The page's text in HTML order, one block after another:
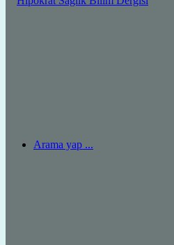
Arama yap ...